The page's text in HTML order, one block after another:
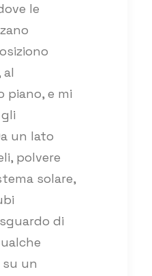
le
piano, e mi
un lato
polvere
solare,
di
un